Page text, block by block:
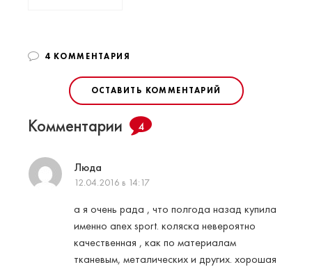
4 КОММЕНТАРИЯ
ОСТАВИТЬ КОММЕНТАРИЙ
Комментарии 4
Люда
12.04.2016 в 14:17
а я очень рада , что полгода назад купила
именно anex sport. коляска невероятно
качественная , как по материалам
тканевым, металических и других. хорошая